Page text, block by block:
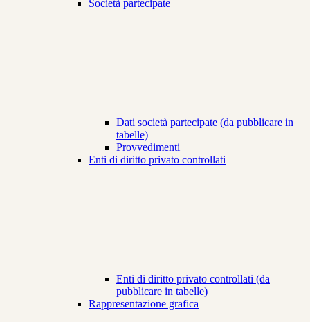
Società partecipate
Dati società partecipate (da pubblicare in
tabelle)
Provvedimenti
Enti di diritto privato controllati
Enti di diritto privato controllati (da
pubblicare in tabelle)
Rappresentazione grafica